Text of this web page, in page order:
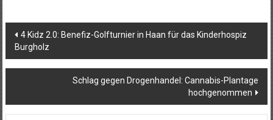
Beitragsnavigation
4 Kidz 2.0: Benefiz-Golfturnier in Haan für das Kinderhospiz
Burgholz
Schlag gegen Drogenhandel: Cannabis-Plantage
hochgenommen